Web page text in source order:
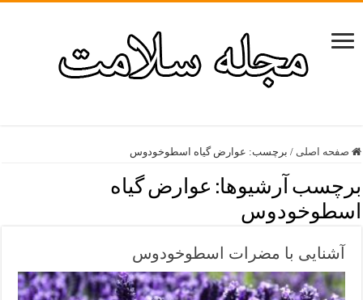
صفحه اصلی / برچسب: عوارض گیاه اسطوخودوس
برچسب آرشیوها: عوارض گیاه
اسطوخودوس
آشنایی با مضرات اسطوخودوس